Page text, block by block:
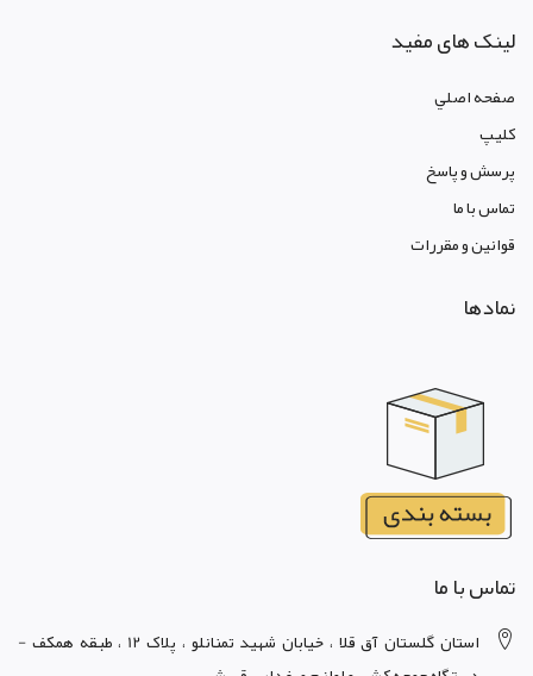
لینک های مفید
صفحه اصلي
کليپ
پرسش و پاسخ
تماس با ما
قوانين و مقررات
نمادها
تماس با ما
استان گلستان آق قلا ، خيابان شهيد تمنانلو ، پلاک 12 ، طبقه همکف -